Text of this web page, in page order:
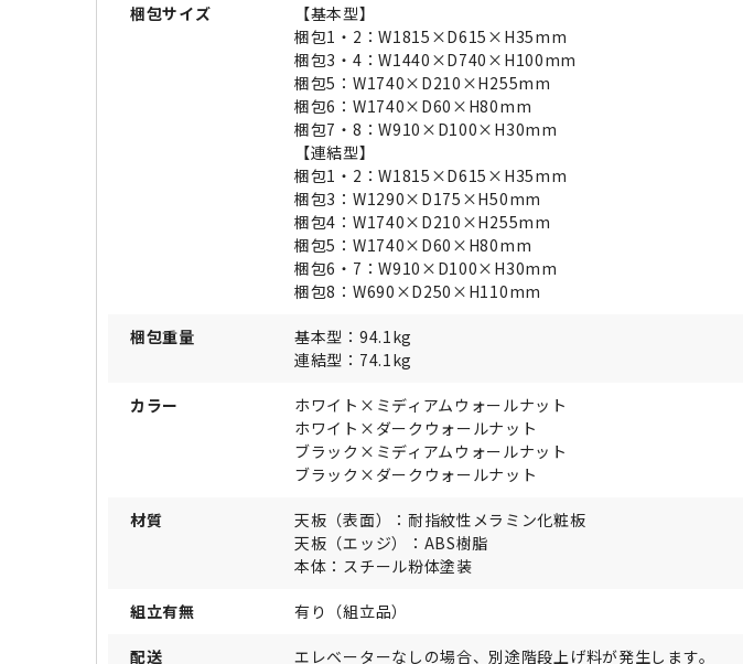
梱包サイズ
【基本型】
梱包1・2：W1815×D615×H35mm
梱包3・4：W1440×D740×H100mm
梱包5：W1740×D210×H255mm
梱包6：W1740×D60×H80mm
梱包7・8：W910×D100×H30mm
【連結型】
梱包1・2：W1815×D615×H35mm
梱包3：W1290×D175×H50mm
梱包4：W1740×D210×H255mm
梱包5：W1740×D60×H80mm
梱包6・7：W910×D100×H30mm
梱包8：W690×D250×H110mm
梱包重量
基本型：94.1kg
連結型：74.1kg
カラー
ホワイト×ミディアムウォールナット
ホワイト×ダークウォールナット
ブラック×ミディアムウォールナット
ブラック×ダークウォールナット
材質
天板（表面）：耐指紋性メラミン化粧板
天板（エッジ）：ABS樹脂
本体：スチール粉体塗装
組立有無 有り（組立品）
配送 エレベーターなしの場合、別途階段上げ料が発生します。